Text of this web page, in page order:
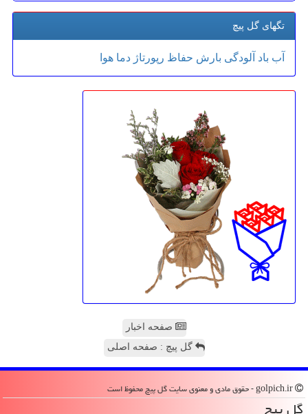
تگهای گل پیچ
آب باد آلودگی بارش حفاظ رپورتاژ دما هوا
صفحه اخبار
گل پیچ : صفحه اصلی